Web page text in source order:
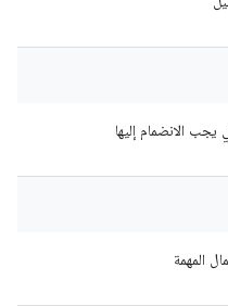
يجب الانضمام إليها
المهمة